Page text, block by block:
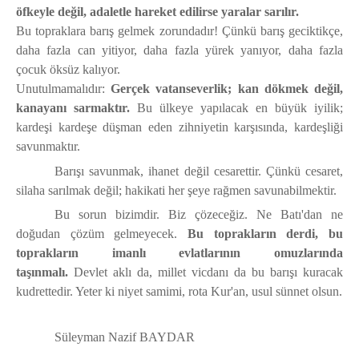
öfkeyle değil, adaletle hareket edilirse yaralar sarılır.
Bu topraklara barış gelmek zorundadır! Çünkü barış geciktikçe,
daha fazla can yitiyor, daha fazla yürek yanıyor, daha fazla
çocuk öksüz kalıyor.
Unutulmamalıdır:Gerçek vatanseverlik; kan dökmek değil,
kanayanı sarmaktır. Bu ülkeye yapılacak en büyük iyilik;
kardeşi kardeşe düşman eden zihniyetin karşısında, kardeşliği
savunmaktır.
Barışı savunmak, ihanet değil cesarettir. Çünkü cesaret,
silaha sarılmak değil; hakikati her şeye rağmen savunabilmektir.
Bu sorun bizimdir. Biz çözeceğiz. Ne Batı'dan ne
doğudan çözüm gelmeyecek. Bu toprakların derdi, bu
toprakların imanlı evlatlarının omuzlarında
taşınmalı. Devlet aklı da, millet vicdanı da bu barışı kuracak
kudrettedir. Yeter ki niyet samimi, rota Kur'an, usul sünnet olsun.
Süleyman Nazif BAYDAR